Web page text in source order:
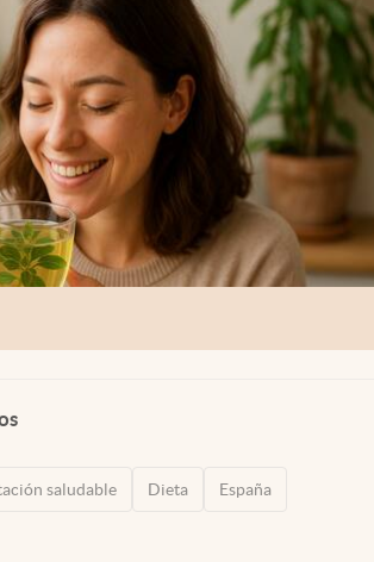
saludable Dieta España